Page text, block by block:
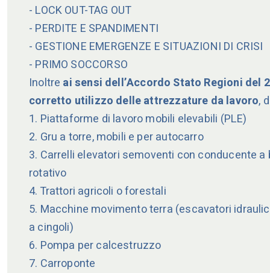
- LOCK OUT-TAG OUT
- PERDITE E SPANDIMENTI
- GESTIONE EMERGENZE E SITUAZIONI DI CRISI
- PRIMO SOCCORSO
Inoltre ai sensi dell’Accordo Stato Regioni
corretto utilizzo delle attrezzature da lavoro,
1. Piattaforme di lavoro mobili elevabili (PLE)
2. Gru a torre, mobili e per autocarro
3. Carrelli elevatori semoventi con conducente
rotativo
4. Trattori agricoli o forestali
5. Macchine movimento terra (escavatori
a cingoli)
6. Pompa per calcestruzzo
7. Carroponte